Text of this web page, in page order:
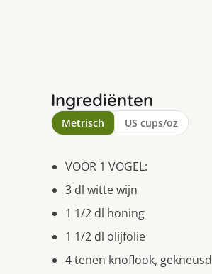
Ingrediënten
Metrisch US cups/oz
VOOR 1 VOGEL:
3 dl witte wijn
1 1/2 dl honing
1 1/2 dl olijfolie
4 tenen knoflook, gekneusd